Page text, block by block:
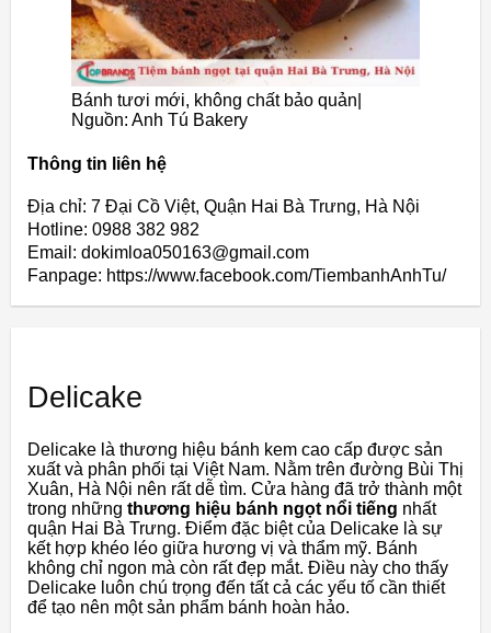
Bánh tươi mới, không chất bảo quản|
Nguồn: Anh Tú Bakery
Thông tin liên hệ
Địa chỉ: 7 Đại Cồ Việt, Quận Hai Bà Trưng, Hà Nội
Hotline: 0988 382 982
Email: dokimloa050163@gmail.com
Fanpage: https://www.facebook.com/TiembanhAnhTu/
Delicake
Delicake là thương hiệu bánh kem cao cấp được sản
xuất và phân phối tại Việt Nam. Nằm trên đường Bùi Thị
Xuân, Hà Nội nên rất dễ tìm. Cửa hàng đã trở thành một
trong những thương hiệu bánh ngọt nổi tiếng nhất
quận Hai Bà Trưng. Điểm đặc biệt của Delicake là sự
kết hợp khéo léo giữa hương vị và thẩm mỹ. Bánh
không chỉ ngon mà còn rất đẹp mắt. Điều này cho thấy
Delicake luôn chú trọng đến tất cả các yếu tố cần thiết
để tạo nên một sản phẩm bánh hoàn hảo.